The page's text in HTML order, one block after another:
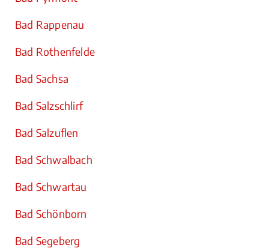
Bad Rappenau
Bad Rothenfelde
Bad Sachsa
Bad Salzschlirf
Bad Salzuflen
Bad Schwalbach
Bad Schwartau
Bad Schönborn
Bad Segeberg